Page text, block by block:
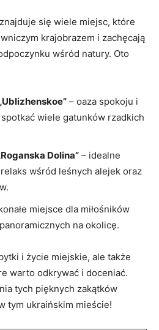
się wiele miejsc, które
​krajobrazem ⁣i zachęcają
wśród natury. Oto
– oaza spokoju i
wiele gatunków rzadkich
Dolina” – idealne
wśród leśnych alejek oraz
miejsce dla⁢ miłośników
na okolicę.
i życie miejskie, ale także
warto odkrywać i doceniać.⁤
⁢tych pięknych zakątków
tym ukraińskim‍ mieście!